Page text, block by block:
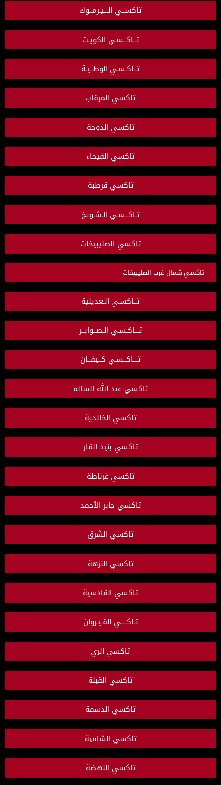
تاكســي الـــيـرمــوك
تــاكــسـي الكويـت
تــاكـسـي الوطــيـة
تاكسي المرقاب
تاكسي الدوحة
تاكسي الفيحاء
تاكسي قرطبة
تـاكــسـي الـشـويخ
تاكسي الصليبيخات
تاكسي شمال غرب الصليبيخات
تــاكسـي الـعديلية
تـــاكـسـي الـصــوابــر
تـــاكــسـي كــيفــان
تاكسي عبد الله السالم
تاكسي الخالدية
تاكسي بنيد القار
تاكسي غرناطة
تاكسي جابر الأحمد
تاكسي الشرق
تاكسي النزهة
تاكسي القادسية
تـاكــــي القـيـروان
تاكسي الري
تاكسي القبلة
تاكسي الدسمة
تاكسي الشامية
تاكسي النهضة